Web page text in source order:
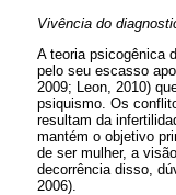
Vivência do
A teoria psicogênica
pelo seu escasso
2009; Leon, 2010)
psiquismo. Os
resultam da
mantém o objetivo
de ser mulher, a
decorrência disso,
2006).